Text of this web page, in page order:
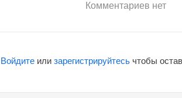
Комментариев нет
Войдите или зарегистрируйтесь чтобы